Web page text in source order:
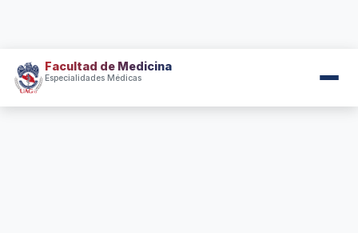
Facultad de Medicina
Especialidades Médicas